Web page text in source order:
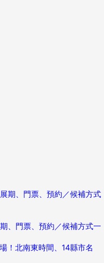
、門票、預約／候補方式一